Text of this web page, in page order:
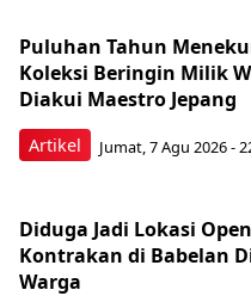
Artikel
Puluhan Tahun
Koleksi Beringin Milik
Diakui Maestro Jepang
Jumat, 7 Agu 2026 -
Diduga Jadi Lokasi
Kontrakan di Babelan
Warga